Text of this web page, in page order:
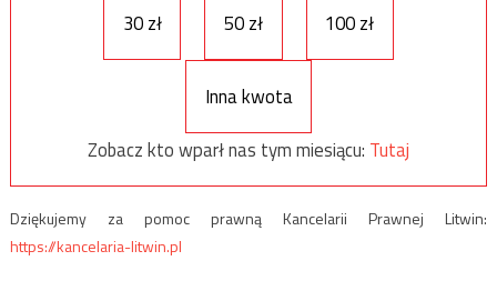
30 zł
50 zł 100 zł
Inna kwota
Zobacz kto wparł nas tym miesiącu: Tutaj
Dziękujemy za pomoc prawną Kancelarii Prawnej Litwin:
https://kancelaria-litwin.pl